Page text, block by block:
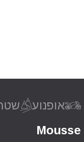
אופנוע
Mousse